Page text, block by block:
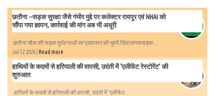
छतौना --सड़क सुरक्षा जैसे गंभीर मुद्दे पर कलेक्टर रायपुर एवं NHAI को
सौंपा गया ज्ञापन, कार्रवाई की मांग अब भी अधूरी
छतौना चौक की सड़क दुर्घटनाओं पर प्रशासन की चुप्पी चिंताजनकसड़क...
Jul 12 2026 | Read more
हाथियों के कदमों से हरियाली की वापसी, उदंती में ‘एलीफेंट रेस्टोरेंट’ की
शुरुआत
हाथियों के कदमों से हरियाली की वापसी, उदंती में ‘एलीफेंट...